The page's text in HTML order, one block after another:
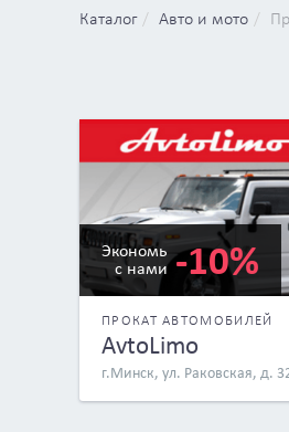
Каталог Авто и мото
Экономь
с нами -10%
ПРОКАТ АВТОМОБИЛЕЙ
AvtoLimo
г.Минск, ул. Раковская, д.